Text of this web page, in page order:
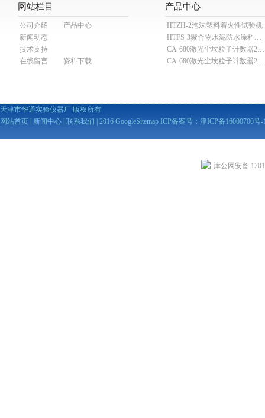
网站栏目
公司介绍
产品中心
新闻动态
技术支持
在线留言
资料下载
产品中心
HTZH-2泡沫塑料着火性试验机
HTFS-3聚合物水泥防水涂料分散机
CA-680激光尘埃粒子计数器28.3L
CA-680激光尘埃粒子
天津市华通实验仪器厂 版权所有
网站首页
新闻中心 联系我们 | 2016 GoogleSitemap ICP备案号： 津ICP备16000700号-
津公网安备